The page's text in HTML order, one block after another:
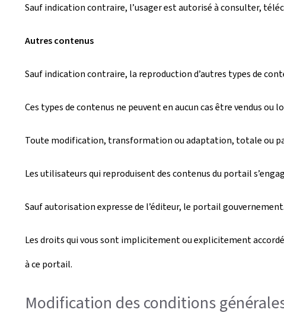
Sauf indication contraire, l’usager est autorisé à consulter,
Autres contenus
Sauf indication contraire, la reproduction d’autres types de
Ces types de contenus ne peuvent en aucun cas être vendus ou
Toute modification, transformation ou adaptation, totale ou
Les utilisateurs qui reproduisent des contenus du portail
Sauf autorisation expresse de l’éditeur, le portail
Les droits qui vous sont implicitement ou explicitement
à ce portail.
Modification des conditions